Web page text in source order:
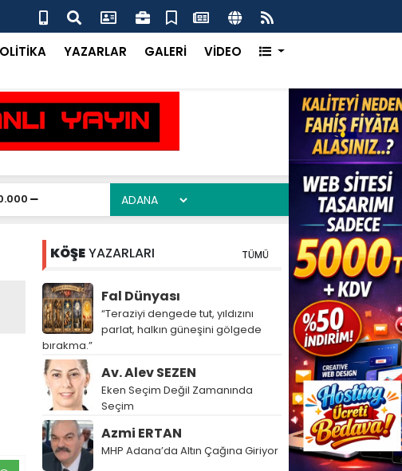
Arabasını Haşat Edip, Hırsını Hafif Ticari Araçtan Aldıktan Sonra
Kadem BastıYAZARLAR GALERİ VİDEO
KÖŞEYAZARLARI TÜMÜ
Fal Dünyası
“Teraziyi dengede tut, yıldızını
parlat, halkın güneşini gölgede
bırakma.”
Av. Alev SEZEN
Eken Seçim Değil Zamanında
Seçim
Azmi ERTAN
MHP Adana’da Altın Çağına Giriyor